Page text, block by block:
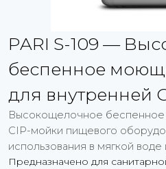
PARI S-109 —
беспенное
для внутренней
Высокощелочное
CIP-мойки пищевого
использования в мягкой
Предназначено для